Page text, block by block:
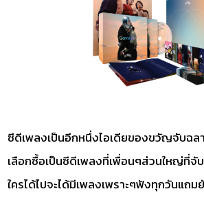
ซีดีเพลงเป็นอีกหนึ่งไอเดียของขวัญจับฉล
เลือกซื้อเป็นซีดีเพลงที่เพื่อนๆส่วนใหญ่ที่จั
ใครได้ไปจะได้มีเพลงเพราะๆฟังทุกวันแถม